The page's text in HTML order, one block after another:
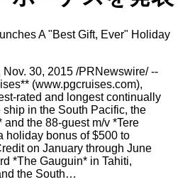
A "Best Gift, Ever" Holiday
Nov. 30, 2015 /PRNewswire/ --
(www.pgcruises.com),
rated and longest continually
in the South Pacific, the
and the 88-guest m/v *Tere
holiday bonus of $500 to
on January through June
*The Gauguin* in Tahiti,
the South…